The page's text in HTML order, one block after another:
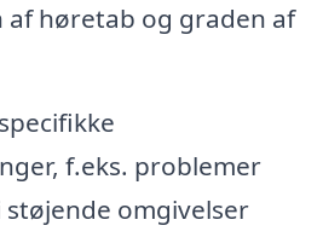
høretab og graden af
f.eks. problemer
omgivelser